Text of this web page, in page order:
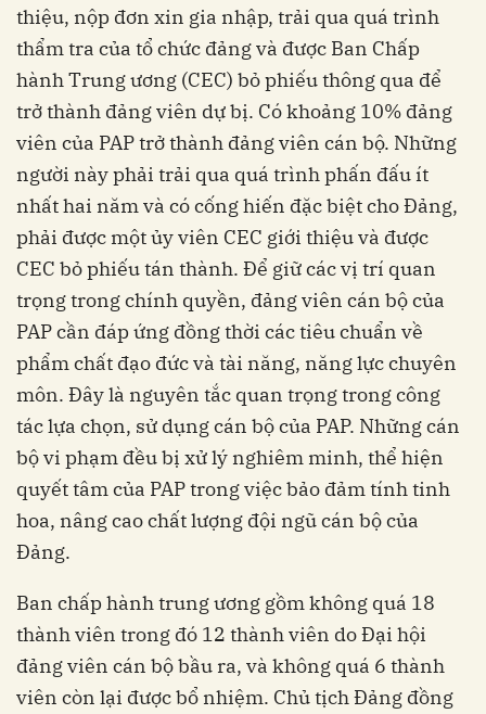
thiệu, nộp đơn xin gia nhập, trải qua quá trình
thẩm tra của tổ chức đảng và được Ban Chấp
hành Trung ương (CEC) bỏ phiếu thông qua để
trở thành đảng viên dự bị. Có khoảng 10% đảng
viên của PAP trở thành đảng viên cán bộ. Những
người này phải trải qua quá trình phấn đấu ít
nhất hai năm và có cống hiến đặc biệt cho Đảng,
phải được một ủy viên CEC giới thiệu và được
CEC bỏ phiếu tán thành. Để giữ các vị trí quan
trọng trong chính quyền, đảng viên cán bộ của
PAP cần đáp ứng đồng thời các tiêu chuẩn về
phẩm chất đạo đức và tài năng, năng lực chuyên
môn. Đây là nguyên tắc quan trọng trong công
tác lựa chọn, sử dụng cán bộ của PAP. Những cán
bộ vi phạm đều bị xử lý nghiêm minh, thể hiện
quyết tâm của PAP trong việc bảo đảm tính tinh
hoa, nâng cao chất lượng đội ngũ cán bộ của
Đảng.
Ban chấp hành trung ương gồm không quá 18
thành viên trong đó 12 thành viên do Đại hội
đảng viên cán bộ bầu ra, và không quá 6 thành
viên còn lại được bổ nhiệm. Chủ tịch Đảng đồng